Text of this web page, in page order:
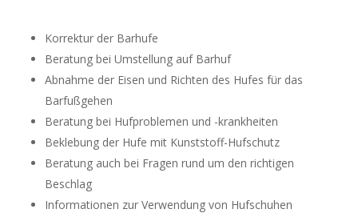
Korrektur der Barhufe
Beratung bei Umstellung auf Barhuf
Abnahme der Eisen und Richten des Hufes für das
Barfußgehen
Beratung bei Hufproblemen und -krankheiten
Beklebung der Hufe mit Kunststoff-Hufschutz
Beratung auch bei Fragen rund um den richtigen
Beschlag
Informationen zur Verwendung von Hufschuhen